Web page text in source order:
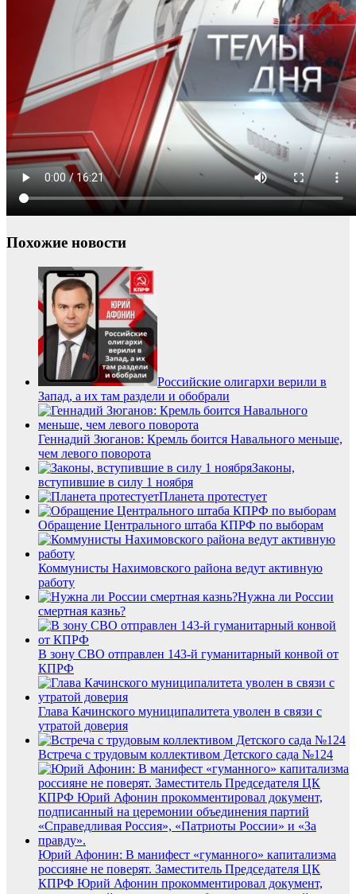
Похожие новости
Российские олигархи верили в
Запад, а их там раздели и обобрали
Геннадий Зюганов: Кремль боится Навального меньше,
чем левого поворота
Законы,
вступившие в силу 1 ноября
Планета протестует
Обращение Центрального штаба КПРФ по выборам
Коммунисты Нахимовского района ведут активную
работу
Нужна ли России
смертная казнь?
В зону СВО отправлен 143-й гуманитарный конвой от
КПРФ
Глава Качинского муниципалитета уволен в связи с
утратой доверия
Встреча с трудовым коллективом Детского сада №124
Юрий Афонин: В манифест «гуманного» капитализма
россияне не поверят. Заместитель Председателя ЦК
КПРФ Юрий Афонин прокомментировал документ,